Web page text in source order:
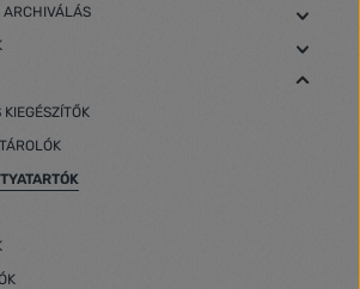
ARCHIVÁLÁS
KIEGÉSZÍTŐK